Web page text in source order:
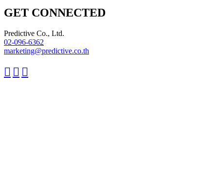
GET CONNECTED
Predictive Co., Ltd.
02-096-6362
marketing@predictive.co.th